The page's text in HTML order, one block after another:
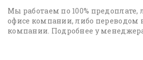
Мы работаем по 100%
офисе компании, либо переводом
компании. Подробнее у